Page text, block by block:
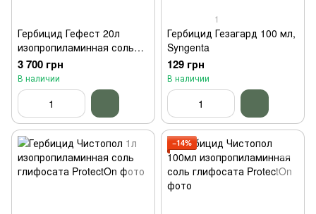
Гербицид Гефест 20л
изопропиламинная соль
глифосата Нопосон
3 700 грн
В наличии
1
Гербицид Гезагард 100 мл,
Syngenta
129 грн
В наличии
−14%